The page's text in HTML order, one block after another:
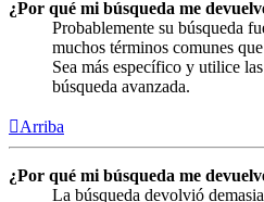
¿Por qué mi búsqueda me
Probablemente su búsqueda
muchos términos comunes
Sea más específico y utilice
búsqueda avanzada.
Arriba
¿Por qué mi búsqueda me
La búsqueda devolvió